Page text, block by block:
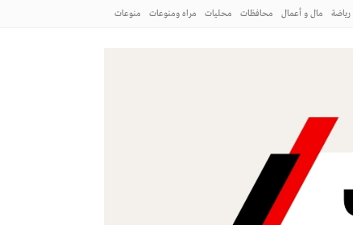
رياضة مال و أعمال محافظات محليات مراه ومنوعات منوعات